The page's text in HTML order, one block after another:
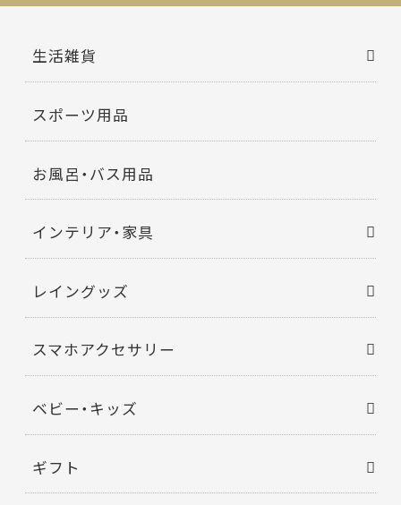
生活雑貨
スポーツ用品
お風呂・バス用品
インテリア・家具
レイングッズ
スマホアクセサリー
ベビー・キッズ
ギフト